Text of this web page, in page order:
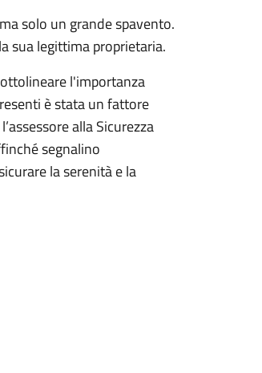
solo un grande spavento.
sua legittima proprietaria.
l'importanza
è stata un fattore
alla Sicurezza
segnalino
la serenità e la